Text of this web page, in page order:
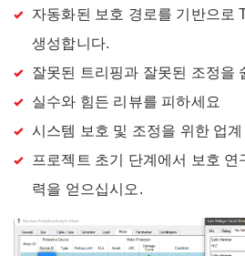
자동화된 보호 경로를 기반으로
생성합니다.
잘못된 트리핑과 잘못된 조정을
실수와 힘든 리뷰를 피하세요
시스템 보호 및 조정을 위한 업
프로젝트 초기 단계에서 보호 연
력을 얻으십시오.